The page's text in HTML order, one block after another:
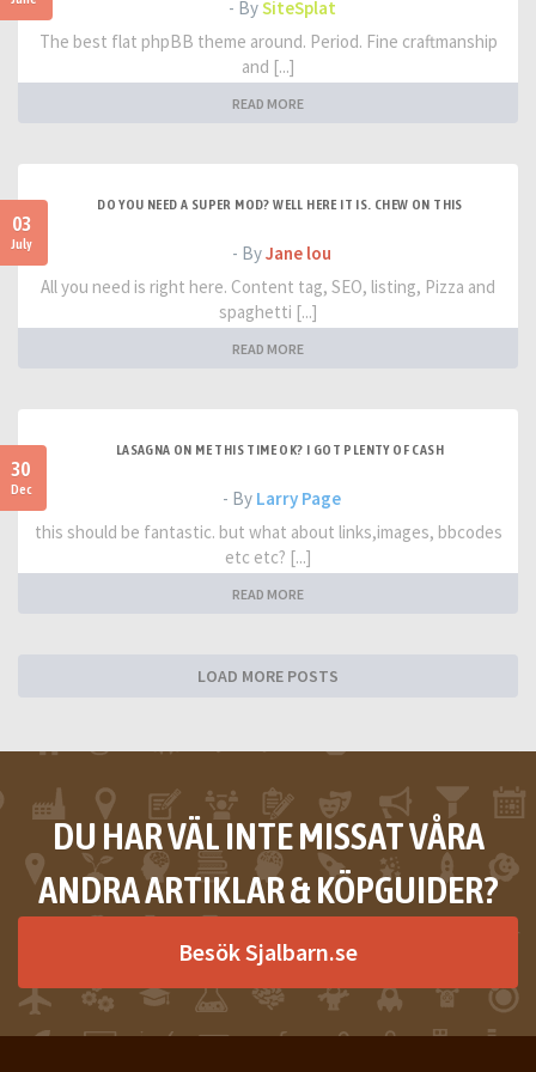
- BySiteSplat
The best flat phpBB theme around. Period. Fine craftmanship
and [...]
READ MORE
03
July
DO YOU NEED A SUPER MOD? WELL HERE IT IS. CHEW ON THIS
- ByJane lou
All you need is right here. Content tag, SEO, listing, Pizza and
spaghetti [...]
READ MORE
30
Dec
LASAGNA ON ME THIS TIME OK? I GOT PLENTY OF CASH
- By Larry Page
this should be fantastic. but what about links,images, bbcodes
etc etc? [...]
READ MORE
LOAD MORE POSTS
DU HAR VÄL INTE MISSAT VÅRA
ANDRA ARTIKLAR & KÖPGUIDER?
Besök Sjalbarn.se